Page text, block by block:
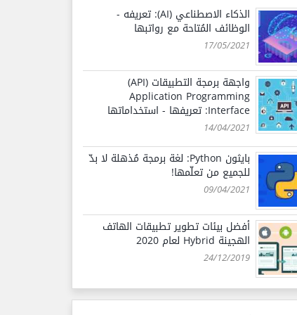
الذكاء الاصطناعي (AI): تعريفه -
الوظائف المُتاحة مع رواتبها
17/05/2021
واجهة برمجة التطبيقات (API)
Application Programming
Interface: تعريفها - استخداماتها
14/04/2021
بايثون Python: لغة برمجة مُذهلة لا بدّ
للجميع من تعلّمها!
09/04/2021
أفضل بيئات تطوير تطبيقات الهاتف
الهجينة Hybrid لعام 2020
24/12/2019